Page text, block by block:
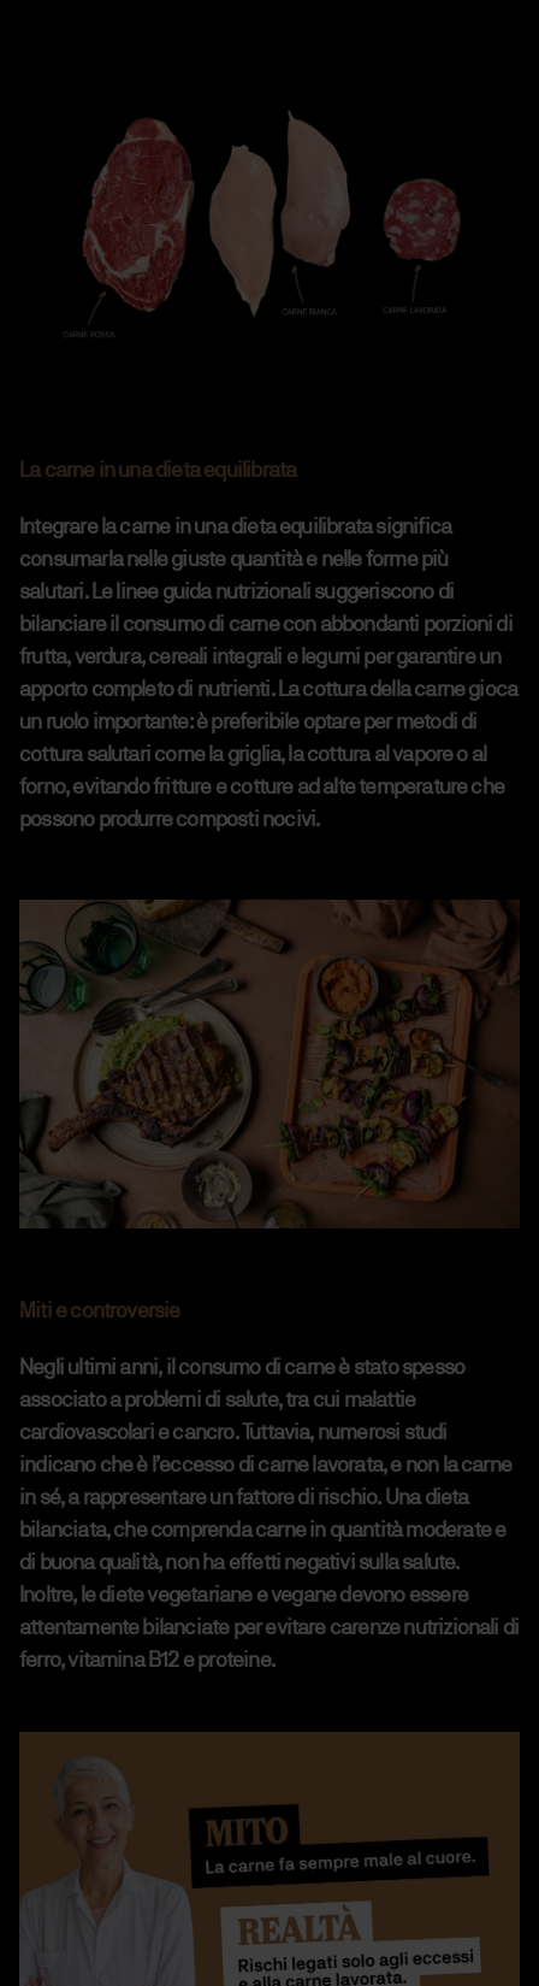
La carne in una dieta equilibrata
Integrare la carne in una dieta equilibrata significa
consumarla nelle giuste quantità e nelle forme più
salutari. Le linee guida nutrizionali suggeriscono di
bilanciare il consumo di carne con abbondanti porzioni di
frutta, verdura, cereali integrali e legumi per garantire un
apporto completo di nutrienti. La cottura della carne gioca
un ruolo importante: è preferibile optare per metodi di
cottura salutari come la griglia, la cottura al vapore o al
forno, evitando fritture e cotture ad alte temperature che
possono produrre composti nocivi.
Miti e controversie
Negli ultimi anni, il consumo di carne è stato spesso
associato a problemi di salute, tra cui malattie
cardiovascolari e cancro. Tuttavia, numerosi studi
indicano che è l’eccesso di carne lavorata, e non la carne
in sé, a rappresentare un fattore di rischio. Una dieta
bilanciata, che comprenda carne in quantità moderate e
di buona qualità, non ha effetti negativi sulla salute.
Inoltre, le diete vegetariane e vegane devono essere
attentamente bilanciate per evitare carenze nutrizionali di
ferro, vitamina B12 e proteine.